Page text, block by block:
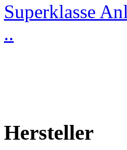
Superklasse
..
Hersteller